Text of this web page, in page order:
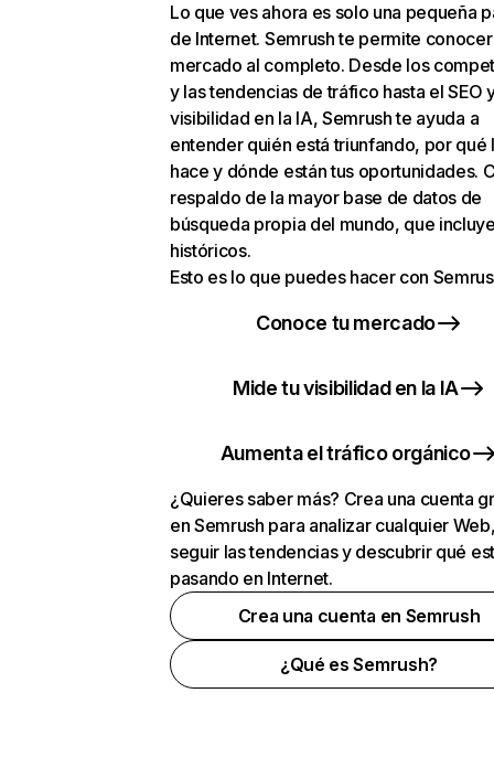
Lo que ves ahora es solo una pequeña
de Internet. Semrush te permite
mercado al completo. Desde los
y las tendencias de tráfico hasta el SEO
visibilidad en la IA, Semrush te ayuda a
entender quién está triunfando, por qué
hace y dónde están tus oportunidades.
respaldo de la mayor base de datos de
búsqueda propia del mundo, que
históricos.
Esto es lo que puedes hacer con
Conoce tu mercado
Mide tu visibilidad en la IA
Aumenta el tráfico orgánico
¿Quieres saber más? Crea una cuenta
en Semrush para analizar cualquier
seguir las tendencias y descubrir qué
pasando en Internet.
Crea una cuenta en Semrush
¿Qué es Semrush?